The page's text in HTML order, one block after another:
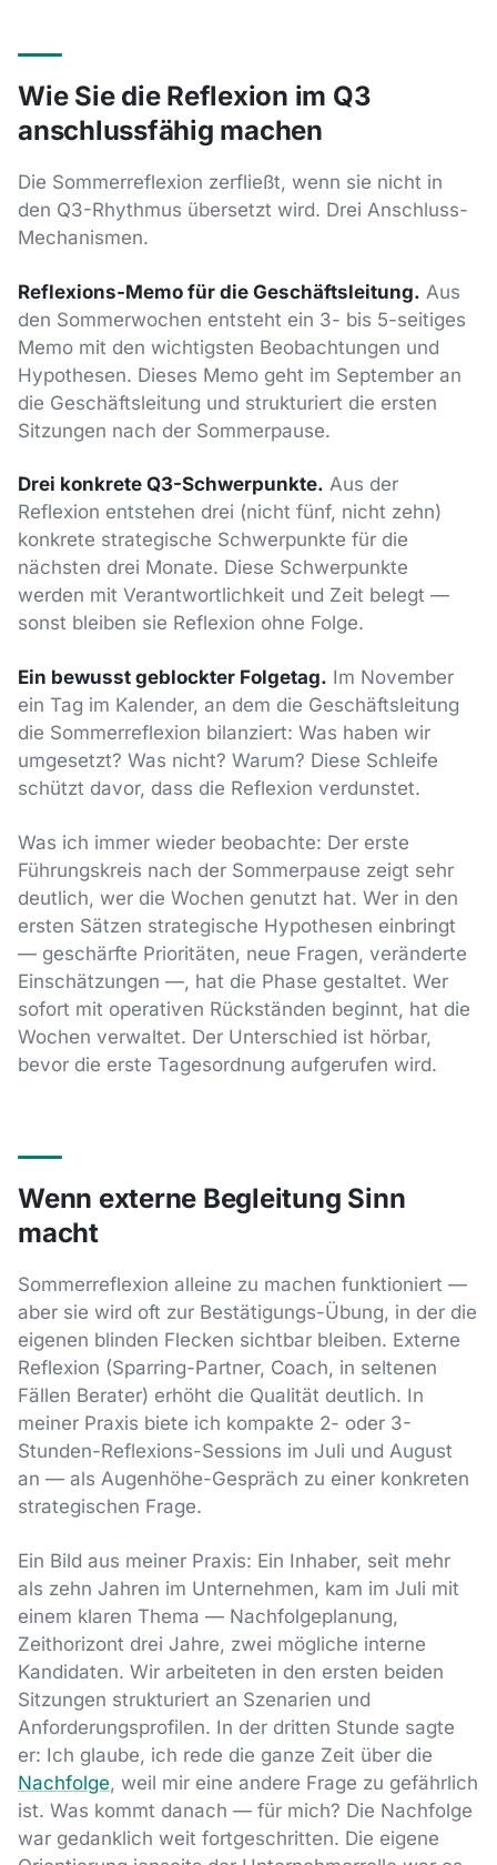
Wie Sie die Reflexion im Q3
anschlussfähig machen
Die Sommerreflexion zerfließt, wenn sie nicht in
den Q3-Rhythmus übersetzt wird. Drei Anschluss-
Mechanismen.
Reflexions-Memo für die Geschäftsleitung. Aus
den Sommerwochen entsteht ein 3- bis 5-seitiges
Memo mit den wichtigsten Beobachtungen und
Hypothesen. Dieses Memo geht im September an
die Geschäftsleitung und strukturiert die ersten
Sitzungen nach der Sommerpause.
Drei konkrete Q3-Schwerpunkte. Aus der
Reflexion entstehen drei (nicht fünf, nicht zehn)
konkrete strategische Schwerpunkte für die
nächsten drei Monate. Diese Schwerpunkte
werden mit Verantwortlichkeit und Zeit belegt —
sonst bleiben sie Reflexion ohne Folge.
Ein bewusst geblockter Folgetag. Im November
ein Tag im Kalender, an dem die Geschäftsleitung
die Sommerreflexion bilanziert: Was haben wir
umgesetzt? Was nicht? Warum? Diese Schleife
schützt davor, dass die Reflexion verdunstet.
Was ich immer wieder beobachte: Der erste
Führungskreis nach der Sommerpause zeigt sehr
deutlich, wer die Wochen genutzt hat. Wer in den
ersten Sätzen strategische Hypothesen einbringt
— geschärfte Prioritäten, neue Fragen, veränderte
Einschätzungen —, hat die Phase gestaltet. Wer
sofort mit operativen Rückständen beginnt, hat die
Wochen verwaltet. Der Unterschied ist hörbar,
bevor die erste Tagesordnung aufgerufen wird.
Wenn externe Begleitung Sinn
macht
Sommerreflexion alleine zu machen funktioniert —
aber sie wird oft zur Bestätigungs-Übung, in der die
eigenen blinden Flecken sichtbar bleiben. Externe
Reflexion (Sparring-Partner, Coach, in seltenen
Fällen Berater) erhöht die Qualität deutlich. In
meiner Praxis biete ich kompakte 2- oder 3-
Stunden-Reflexions-Sessions im Juli und August
an — als Augenhöhe-Gespräch zu einer konkreten
strategischen Frage.
Ein Bild aus meiner Praxis: Ein Inhaber, seit mehr
als zehn Jahren im Unternehmen, kam im Juli mit
einem klaren Thema — Nachfolgeplanung,
Zeithorizont drei Jahre, zwei mögliche interne
Kandidaten. Wir arbeiteten in den ersten beiden
Sitzungen strukturiert an Szenarien und
Anforderungsprofilen. In der dritten Stunde sagte
er: Ich glaube, ich rede die ganze Zeit über die
Nachfolge, weil mir eine andere Frage zu gefährlich
ist. Was kommt danach — für mich? Die Nachfolge
war gedanklich weit fortgeschritten. Die eigene